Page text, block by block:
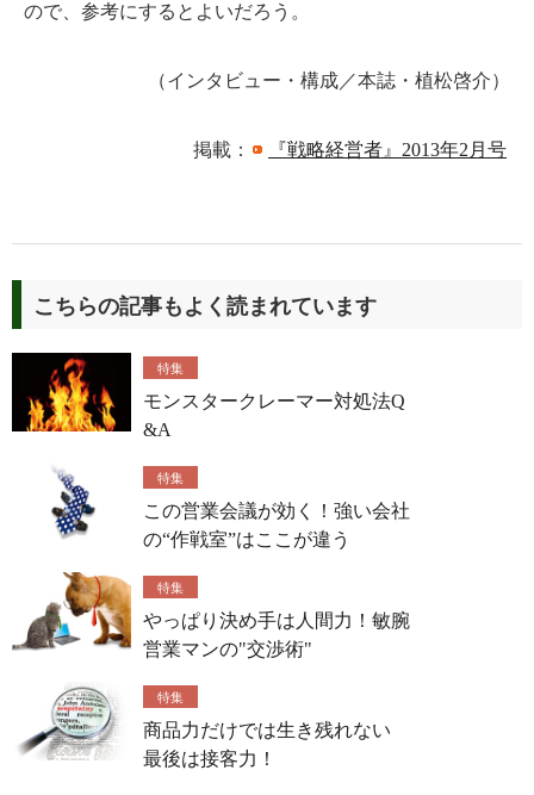
ので、参考にするとよいだろう。
（インタビュー・構成／本誌・植松啓介）
掲載： 『戦略経営者』2013年2月号
こちらの記事もよく読まれています
特集
モンスタークレーマー対処法Q
&A
特集
この営業会議が効く！強い会社
の“作戦室”はここが違う
特集
やっぱり決め手は人間力！敏腕
営業マンの"交渉術"
特集
商品力だけでは生き残れない
最後は接客力！